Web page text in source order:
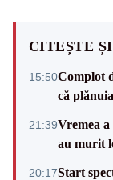
CITEȘTE ȘI
15:50Complot
că
21:39Vremea
au murit
20:17Start